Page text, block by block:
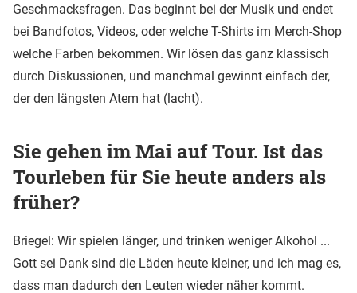
Geschmacksfragen. Das beginnt bei der Musik und endet
bei Bandfotos, Videos, oder welche T-Shirts im Merch-Shop
welche Farben bekommen. Wir lösen das ganz klassisch
durch Diskussionen, und manchmal gewinnt einfach der,
der den längsten Atem hat (lacht).
Sie gehen im Mai auf Tour. Ist das
Tourleben für Sie heute anders als
früher?
Briegel: Wir spielen länger, und trinken weniger Alkohol ...
Gott sei Dank sind die Läden heute kleiner, und ich mag es,
dass man dadurch den Leuten wieder näher kommt.